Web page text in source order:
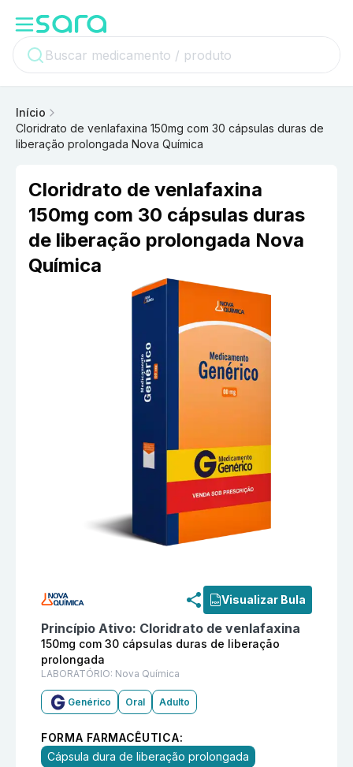
Início
Cloridrato de venlafaxina 150mg com 30 cápsulas duras de
liberação prolongada Nova Química
Cloridrato de venlafaxina
150mg com 30 cápsulas duras
de liberação prolongada Nova
Química
Visualizar Bula
Princípio Ativo: Cloridrato de venlafaxina
150mg com 30 cápsulas duras de liberação
prolongada
LABORATÓRIO: Nova Química
Genérico Oral Adulto
FORMA FARMACÊUTICA:
Cápsula dura de liberação prolongada